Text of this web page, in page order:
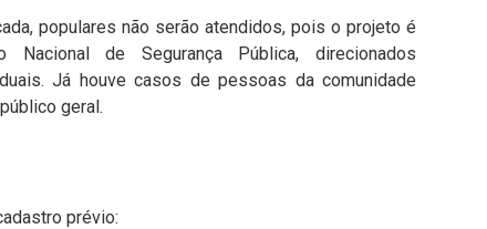
populares não serão atendidos, pois o projeto é
de Segurança Pública, direcionados
Já houve casos de pessoas da comunidade
geral.
prévio: